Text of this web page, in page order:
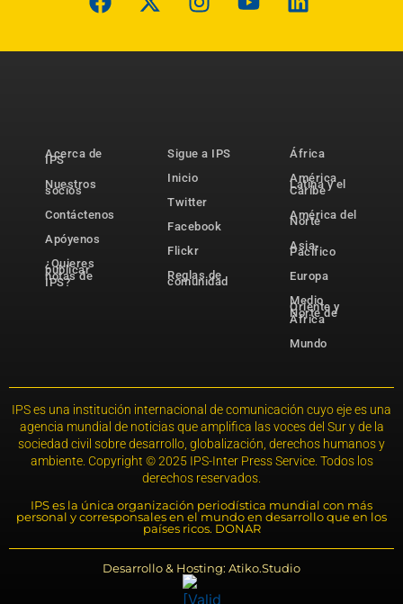
Acerca de
IPS
Nuestros
socios
Contáctenos
Apóyenos
¿Quieres
publicar
notas de
IPS?
Sigue a IPS
Inicio
Twitter
Facebook
Flickr
Reglas de
comunidad
África
América
Latina y el
Caribe
América del
Norte
Asia-
Pacífico
Europa
Medio
Oriente y
Norte de
África
Mundo
IPS es una institución internacional de comunicación cuyo eje es una
agencia mundial de noticias que amplifica las voces del Sur y de la
sociedad civil sobre desarrollo, globalización, derechos humanos y
ambiente. Copyright © 2025 IPS-Inter Press Service. Todos los
derechos reservados.
IPS es la única organización periodística mundial con más
personal y corresponsales en el mundo en desarrollo que en los
países ricos. DONAR
Desarrollo & Hosting: Atiko.Studio